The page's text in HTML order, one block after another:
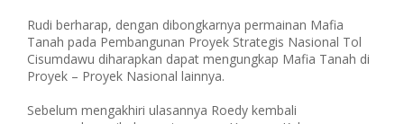
Rudi berharap, dengan dibongkarnya permainan Mafia
Tanah pada Pembangunan Proyek Strategis Nasional Tol
Cisumdawu diharapkan dapat mengungkap Mafia Tanah di
Proyek – Proyek Nasional lainnya.
Sebelum mengakhiri ulasannya Roedy kembali